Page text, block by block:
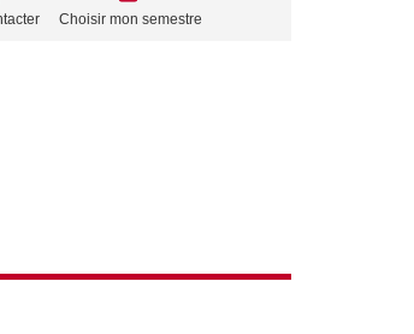
TO
Choisir mon semestre